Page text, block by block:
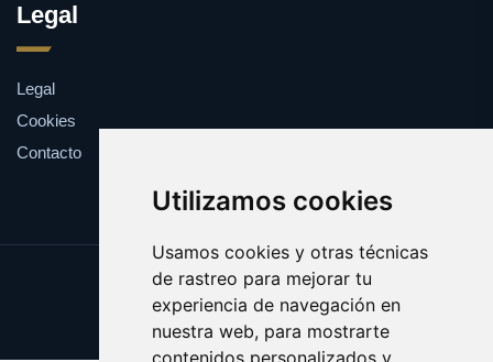
Utilizamos cookies
Usamos cookies y otras técnicas
de rastreo para mejorar tu
experiencia de navegación en
nuestra web, para mostrarte
contenidos personalizados y
Legal
Legal
Cookies
Contacto
Update cookies preferences
Copyright © 2025 espiritista.es